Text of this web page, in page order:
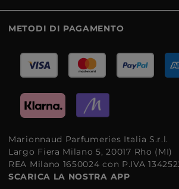
METODI DI PAGAMENTO
Marionnaud Parfumeries Italia S.r.l.
Largo Fiera Milano 5, 20017 Rho (MI)
REA Milano 1650024 con P.IVA
SCARICA LA NOSTRA APP